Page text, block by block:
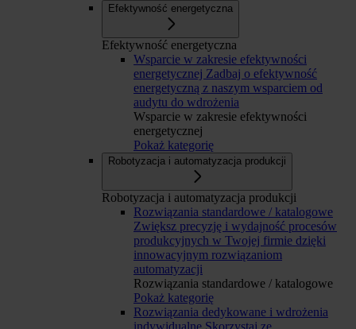
Efektywność energetyczna
Efektywność energetyczna
Wsparcie w zakresie efektywności
energetycznej Zadbaj o efektywność
energetyczną z naszym wsparciem od
audytu do wdrożenia
Wsparcie w zakresie efektywności
energetycznej
Pokaż kategorię
Robotyzacja i automatyzacja produkcji
Robotyzacja i automatyzacja produkcji
Rozwiązania standardowe / katalogowe
Zwiększ precyzję i wydajność procesów
produkcyjnych w Twojej firmie dzięki
innowacyjnym rozwiązaniom
automatyzacji
Rozwiązania standardowe / katalogowe
Pokaż kategorię
Rozwiązania dedykowane i wdrożenia
indywidualne Skorzystaj ze